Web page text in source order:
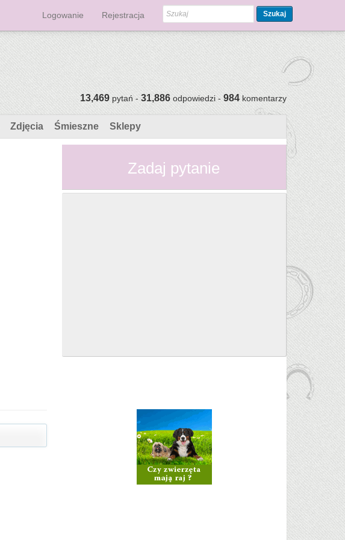
Logowanie Rejestracja Szukaj
13,469pytań -31,886odpowiedzi -984komentarzy
Zdjęcia Śmieszne Sklepy
Zadaj pytanie